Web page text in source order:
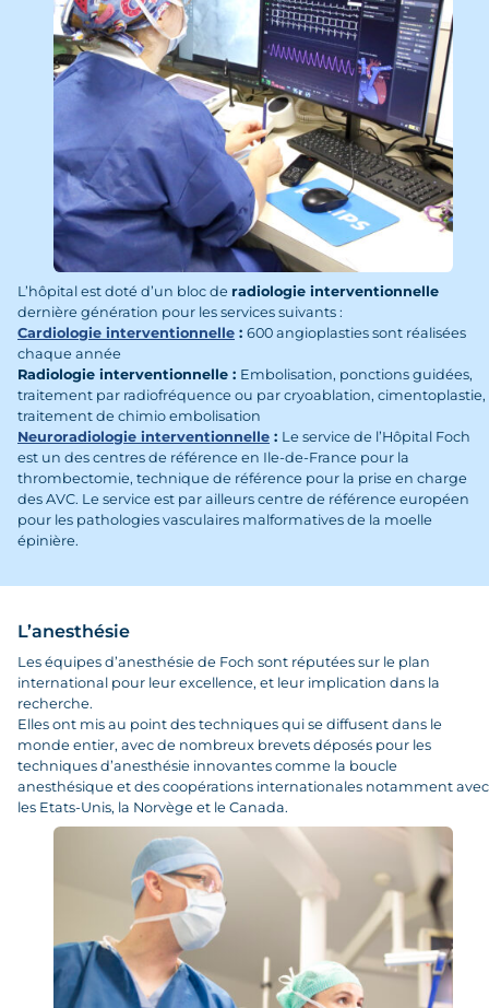
L’hôpital est doté d’un bloc de radiologie interventionnelle
dernière génération pour les services suivants :
Cardiologie interventionnelle : 600 angioplasties sont réalisées
chaque année
Radiologie interventionnelle : Embolisation, ponctions guidées,
traitement par radiofréquence ou par cryoablation, cimentoplastie,
traitement de chimio embolisation
Neuroradiologie interventionnelle : Le service de l’Hôpital Foch
est un des centres de référence en Ile-de-France pour la
thrombectomie, technique de référence pour la prise en charge
des AVC. Le service est par ailleurs centre de référence européen
pour les pathologies vasculaires malformatives de la moelle
épinière.
L’anesthésie
Les équipes d’anesthésie de Foch sont réputées sur le plan
international pour leur excellence, et leur implication dans la
recherche.
Elles ont mis au point des techniques qui se diffusent dans le
monde entier, avec de nombreux brevets déposés pour les
techniques d’anesthésie innovantes comme la boucle
anesthésique et des coopérations internationales notamment avec
les Etats-Unis, la Norvège et le Canada.